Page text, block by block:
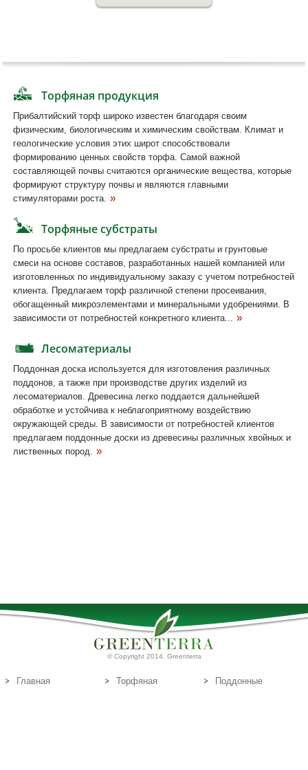
Торфяная продукция
Прибалтийский торф широко известен благодаря своим
физическим, биологическим и химическим свойствам. Климат и
геологические условия этих широт способствовали
формированию ценных свойств торфа. Самой важной
составляющей почвы считаются органические вещества, которые
формируют структуру почвы и являются главными
стимуляторами роста.
Торфяные субстраты
По просьбе клиентов мы предлагаем субстраты и грунтовые
смеси на основе составов, разработанных нашей компанией или
изготовленных по индивидуальному заказу с учетом потребностей
клиента. Предлагаем торф различной степени просеивания,
обогащенный микроэлементами и минеральными удобрениями. В
зависимости от потребностей конкретного клиента...
Лесоматериалы
Поддонная доска используется для изготовления различных
поддонов, а также при производстве других изделий из
лесоматериалов. Древесина легко поддается дальнейшей
обработке и устойчива к неблагоприятному воздействию
окружающей среды. В зависимости от потребностей клиентов
предлагаем поддонные доски из древесины различных хвойных и
лиственных пород.
© Copyright 2014. Greenterra
Главная
Торфяная
Поддонные